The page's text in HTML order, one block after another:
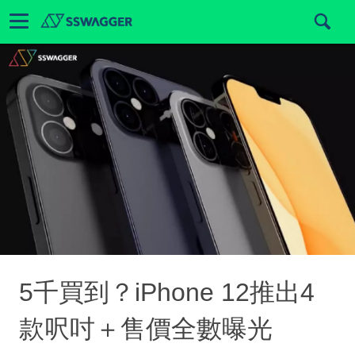
5千買到？iPhone 12推出4
款呎吋＋售價全數曝光